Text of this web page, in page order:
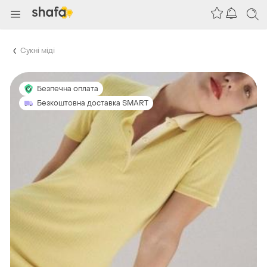
Сукні міді
Безпечна оплата
Безкоштовна доставка SMART